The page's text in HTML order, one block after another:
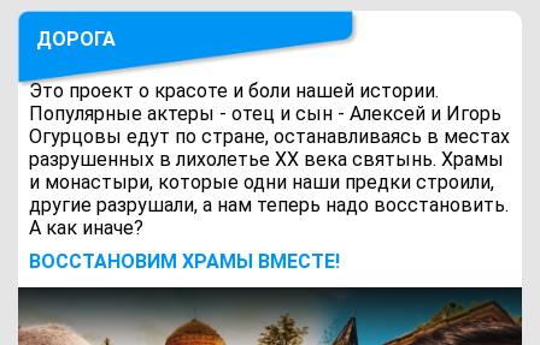
ДОРОГА
Это проект о красоте и боли нашей истории.
Популярные актеры - отец и сын - Алексей и Игорь
Огурцовы едут по стране, останавливаясь в местах
разрушенных в лихолетье ХХ века святынь. Храмы
и монастыри, которые одни наши предки строили,
другие разрушали, а нам теперь надо восстановить.
А как иначе?
ВОCСТАНОВИМ ХРАМЫ ВМЕСТЕ!